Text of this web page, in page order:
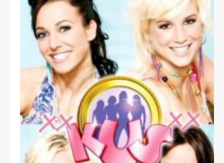
CUBAANS
BEKENDE ARTIESTEN
PROFIEL
CONTACT